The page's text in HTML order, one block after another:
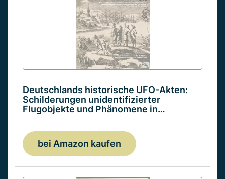
Deutschlands historische UFO-Akten:
Schilderungen unidentifizierter
Flugobjekte und Phänomene in…
bei Amazon kaufen